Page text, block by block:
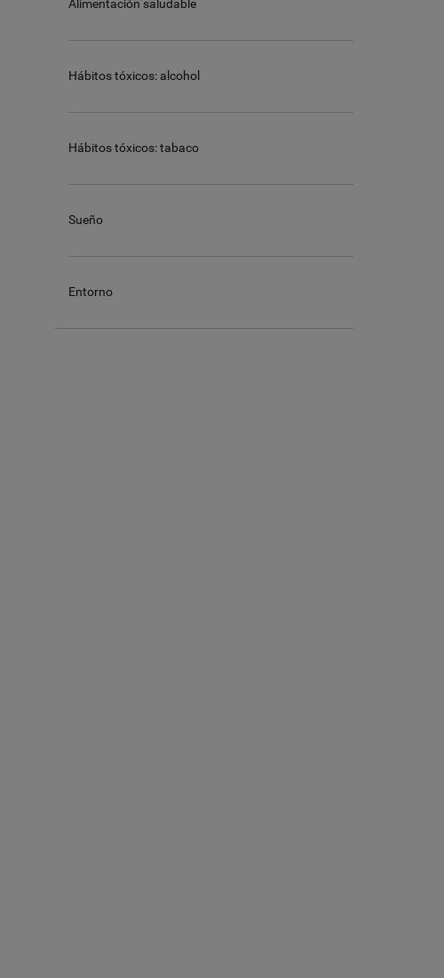
Alimentación saludable
Hábitos tóxicos: alcohol
Hábitos tóxicos: tabaco
Sueño
Entorno